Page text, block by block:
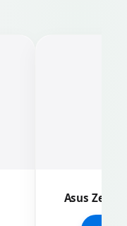
Asus